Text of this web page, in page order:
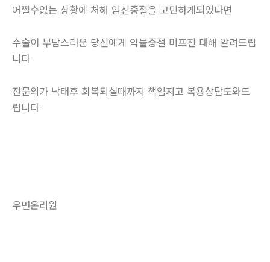
어쩔수없는 상황에 처해 임신중절을 고민하게되었다면
수술이 부담스러운 당신에게 약물중절 미프진 대해 알려드립
니다
전문의가 낙태후 회복되실때까지 책임지고 복용상담도와드
립니다
우먼온리원